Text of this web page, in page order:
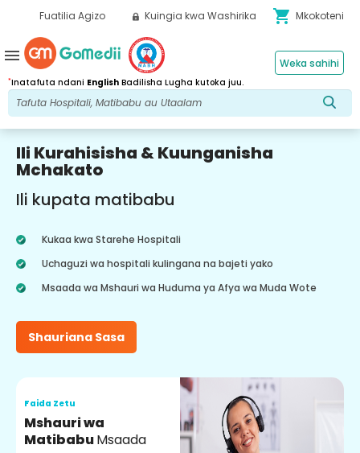
Fuatilia Agizo Kuingia kwa Washirika shopping_cart Mkokoteni
*Inatafuta ndani English Badilisha Lugha kutoka juu.
Weka sahihi
menu
Ili Kurahisisha & Kuunganisha
Mchakato
Ili kupata matibabu
Kukaa kwa Starehe Hospitali
Uchaguzi wa hospitali kulingana na bajeti yako
Msaada wa Mshauri wa Huduma ya Afya wa Muda Wote
Shauriana Sasa
Faida Zetu
Mshauri wa
MatibabuMsaada